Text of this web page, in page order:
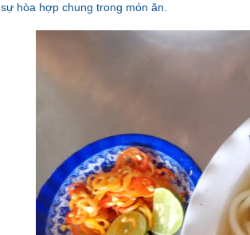
sự hòa hợp chung trong món ăn.